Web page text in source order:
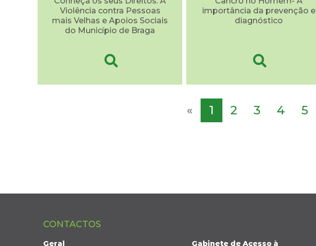
Violência contra Pessoas
mais Velhas e Apoios Sociais
do Município de Braga
importância da prevenção e
diagnóstico
« 1 2 3 4 5
CONTACTOS
Geral Gabinete de Acesso à